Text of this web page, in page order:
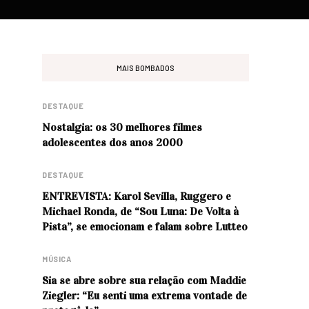
MAIS BOMBADOS
DESTAQUE
Nostalgia: os 30 melhores filmes
adolescentes dos anos 2000
DESTAQUE
ENTREVISTA: Karol Sevilla, Ruggero e
Michael Ronda, de “Sou Luna: De Volta à
Pista”, se emocionam e falam sobre Lutteo
MÚSICA
Sia se abre sobre sua relação com Maddie
Ziegler: “Eu senti uma extrema vontade de